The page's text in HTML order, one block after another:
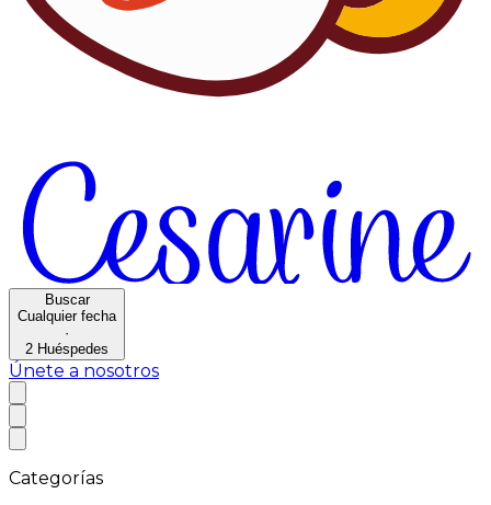
Buscar
Cualquier fecha
·
2 Huéspedes
Únete a nosotros
Categorías